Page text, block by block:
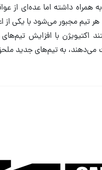
داشته اما عده‌ای از
هر تیم مجبور می‌شود با یکی
اکتیویژن با افزایش